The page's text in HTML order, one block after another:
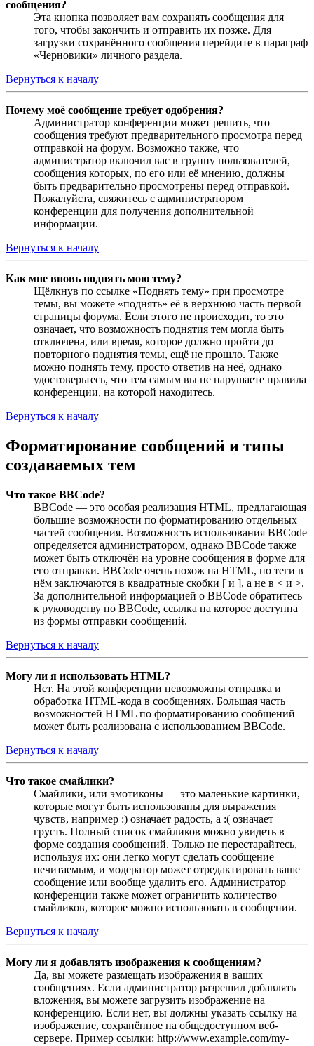
сообщения?
Эта кнопка позволяет вам сохранять сообщения для
того, чтобы закончить и отправить их позже. Для
загрузки сохранённого сообщения перейдите в параграф
«Черновики» личного раздела.
Вернуться к началу
Почему моё сообщение требует одобрения?
Администратор конференции может решить, что
сообщения требуют предварительного просмотра перед
отправкой на форум. Возможно также, что
администратор включил вас в группу пользователей,
сообщения которых, по его или её мнению, должны
быть предварительно просмотрены перед отправкой.
Пожалуйста, свяжитесь с администратором
конференции для получения дополнительной
информации.
Вернуться к началу
Как мне вновь поднять мою тему?
Щёлкнув по ссылке «Поднять тему» при просмотре
темы, вы можете «поднять» её в верхнюю часть первой
страницы форума. Если этого не происходит, то это
означает, что возможность поднятия тем могла быть
отключена, или время, которое должно пройти до
повторного поднятия темы, ещё не прошло. Также
можно поднять тему, просто ответив на неё, однако
удостоверьтесь, что тем самым вы не нарушаете правила
конференции, на которой находитесь.
Вернуться к началу
Форматирование сообщений и типы
создаваемых тем
Что такое BBCode?
BBCode — это особая реализация HTML, предлагающая
большие возможности по форматированию отдельных
частей сообщения. Возможность использования BBCode
определяется администратором, однако BBCode также
может быть отключён на уровне сообщения в форме для
его отправки. BBCode очень похож на HTML, но теги в
нём заключаются в квадратные скобки [ и ], а не в < и >.
За дополнительной информацией о BBCode обратитесь
к руководству по BBCode, ссылка на которое доступна
из формы отправки сообщений.
Вернуться к началу
Могу ли я использовать HTML?
Нет. На этой конференции невозможны отправка и
обработка HTML-кода в сообщениях. Большая часть
возможностей HTML по форматированию сообщений
может быть реализована с использованием BBCode.
Вернуться к началу
Что такое смайлики?
Смайлики, или эмотиконы — это маленькие картинки,
которые могут быть использованы для выражения
чувств, например :) означает радость, а :( означает
грусть. Полный список смайликов можно увидеть в
форме создания сообщений. Только не перестарайтесь,
используя их: они легко могут сделать сообщение
нечитаемым, и модератор может отредактировать ваше
сообщение или вообще удалить его. Администратор
конференции также может ограничить количество
смайликов, которое можно использовать в сообщении.
Вернуться к началу
Могу ли я добавлять изображения к сообщениям?
Да, вы можете размещать изображения в ваших
сообщениях. Если администратор разрешил добавлять
вложения, вы можете загрузить изображение на
конференцию. Если нет, вы должны указать ссылку на
изображение, сохранённое на общедоступном веб-
сервере. Пример ссылки: http://www.example.com/my-